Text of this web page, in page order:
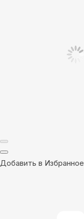
Добавить в Избранное